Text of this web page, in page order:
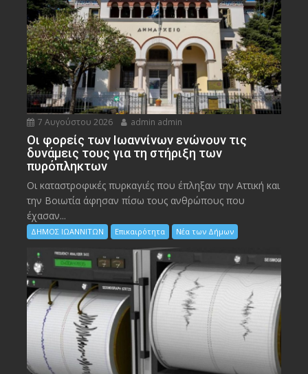
7 Αυγούστου 2026 admin admin
Οι φορείς των Ιωαννίνων ενώνουν τις
δυνάμεις τους για τη στήριξη των
πυρόπληκτων
Οι καταστροφικές πυρκαγιές που έπληξαν την Αττική και
την Bοιωτία άφησαν πίσω τους ανθρώπους που
έχασαν...
ΔΗΜΟΣ ΙΩΑΝΝΙΤΩΝ Επικαιρότητα Νέα των Δήμων